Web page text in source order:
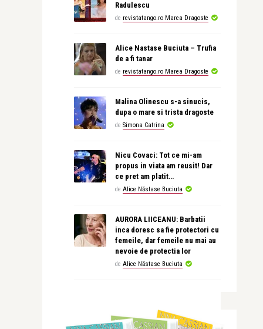
Radulescu
de revistatango.ro Marea Dragoste
Alice Nastase Buciuta – Trufia
de a fi tanar
de revistatango.ro Marea Dragoste
Malina Olinescu s-a sinucis,
dupa o mare si trista dragoste
de Simona Catrina
Nicu Covaci: Tot ce mi-am
propus in viata am reusit! Dar
ce pret am platit…
de Alice Năstase Buciuta
AURORA LIICEANU: Barbatii
inca doresc sa fie protectori cu
femeile, dar femeile nu mai au
nevoie de protectia lor
de Alice Năstase Buciuta